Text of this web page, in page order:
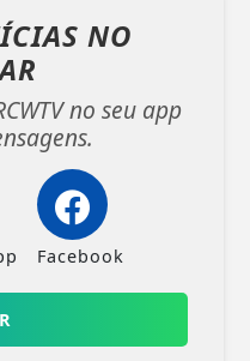
NO
no seu app
Facebook